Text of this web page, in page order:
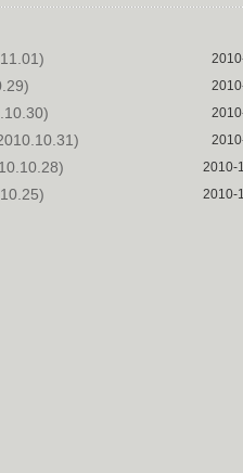
2010-
2010-